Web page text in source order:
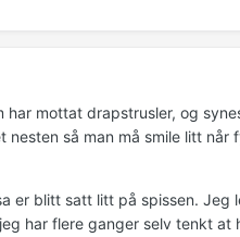
mottat drapstrusler, og
så man må smile litt
er blitt satt litt på spissen.
har flere ganger selv tenkt at